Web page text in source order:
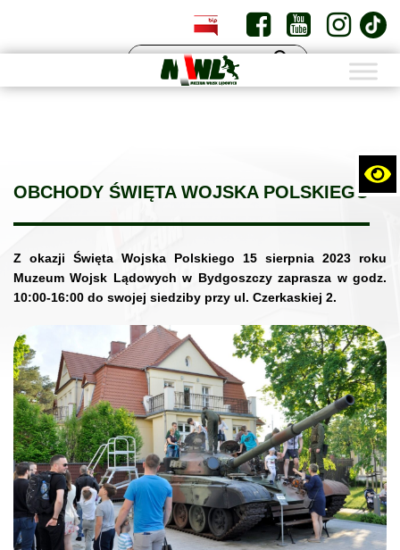
PL EN
OBCHODY ŚWIĘTA WOJSKA POLSKIEGO
Z okazji Święta Wojska Polskiego 15 sierpnia 2023 roku
Muzeum Wojsk Lądowych w Bydgoszczy zaprasza w godz.
10:00-16:00 do swojej siedziby przy ul. Czerkaskiej 2.